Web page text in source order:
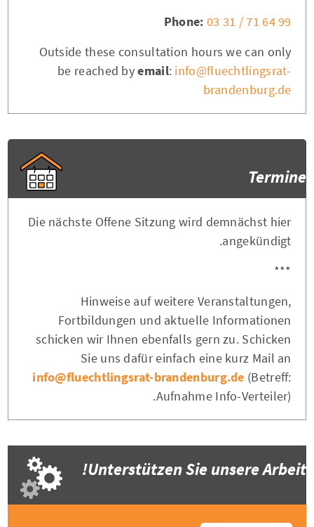
Phone: 03 31 / 71 64 99
Outside these consultation hours we can only
be reached byemail: info@fluechtlingsrat-
brandenburg.de
Termine
Die nächste Offene Sitzung wird demnächst hier
angekündigt.
***
Hinweise auf weitere Veranstaltungen,
Fortbildungen und aktuelle Informationen
schicken wir Ihnen ebenfalls gern zu. Schicken
Sie uns dafür einfach eine kurz Mail an
info@fluechtlingsrat-brandenburg.de (Betreff:
Aufnahme Info-Verteiler).
Unterstützen Sie unsere Arbeit!